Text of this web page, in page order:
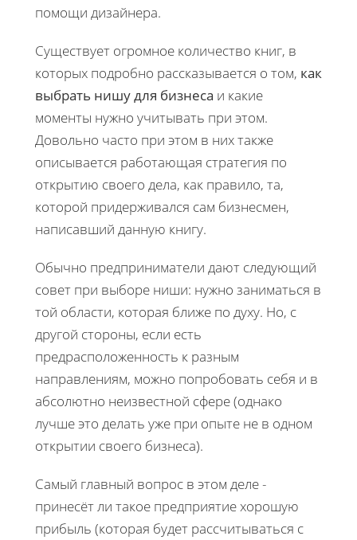
помощи дизайнера.
Существует огромное количество книг, в
которых подробно рассказывается о том, как
выбрать нишу для бизнеса и какие
моменты нужно учитывать при этом.
Довольно часто при этом в них также
описывается работающая стратегия по
открытию своего дела, как правило, та,
которой придерживался сам бизнесмен,
написавший данную книгу.
Обычно предприниматели дают следующий
совет при выборе ниши: нужно заниматься в
той области, которая ближе по духу. Но, с
другой стороны, если есть
предрасположенность к разным
направлениям, можно попробовать себя и в
абсолютно неизвестной сфере (однако
лучше это делать уже при опыте не в одном
открытии своего бизнеса).
Самый главный вопрос в этом деле -
принесёт ли такое предприятие хорошую
прибыль (которая будет рассчитываться с